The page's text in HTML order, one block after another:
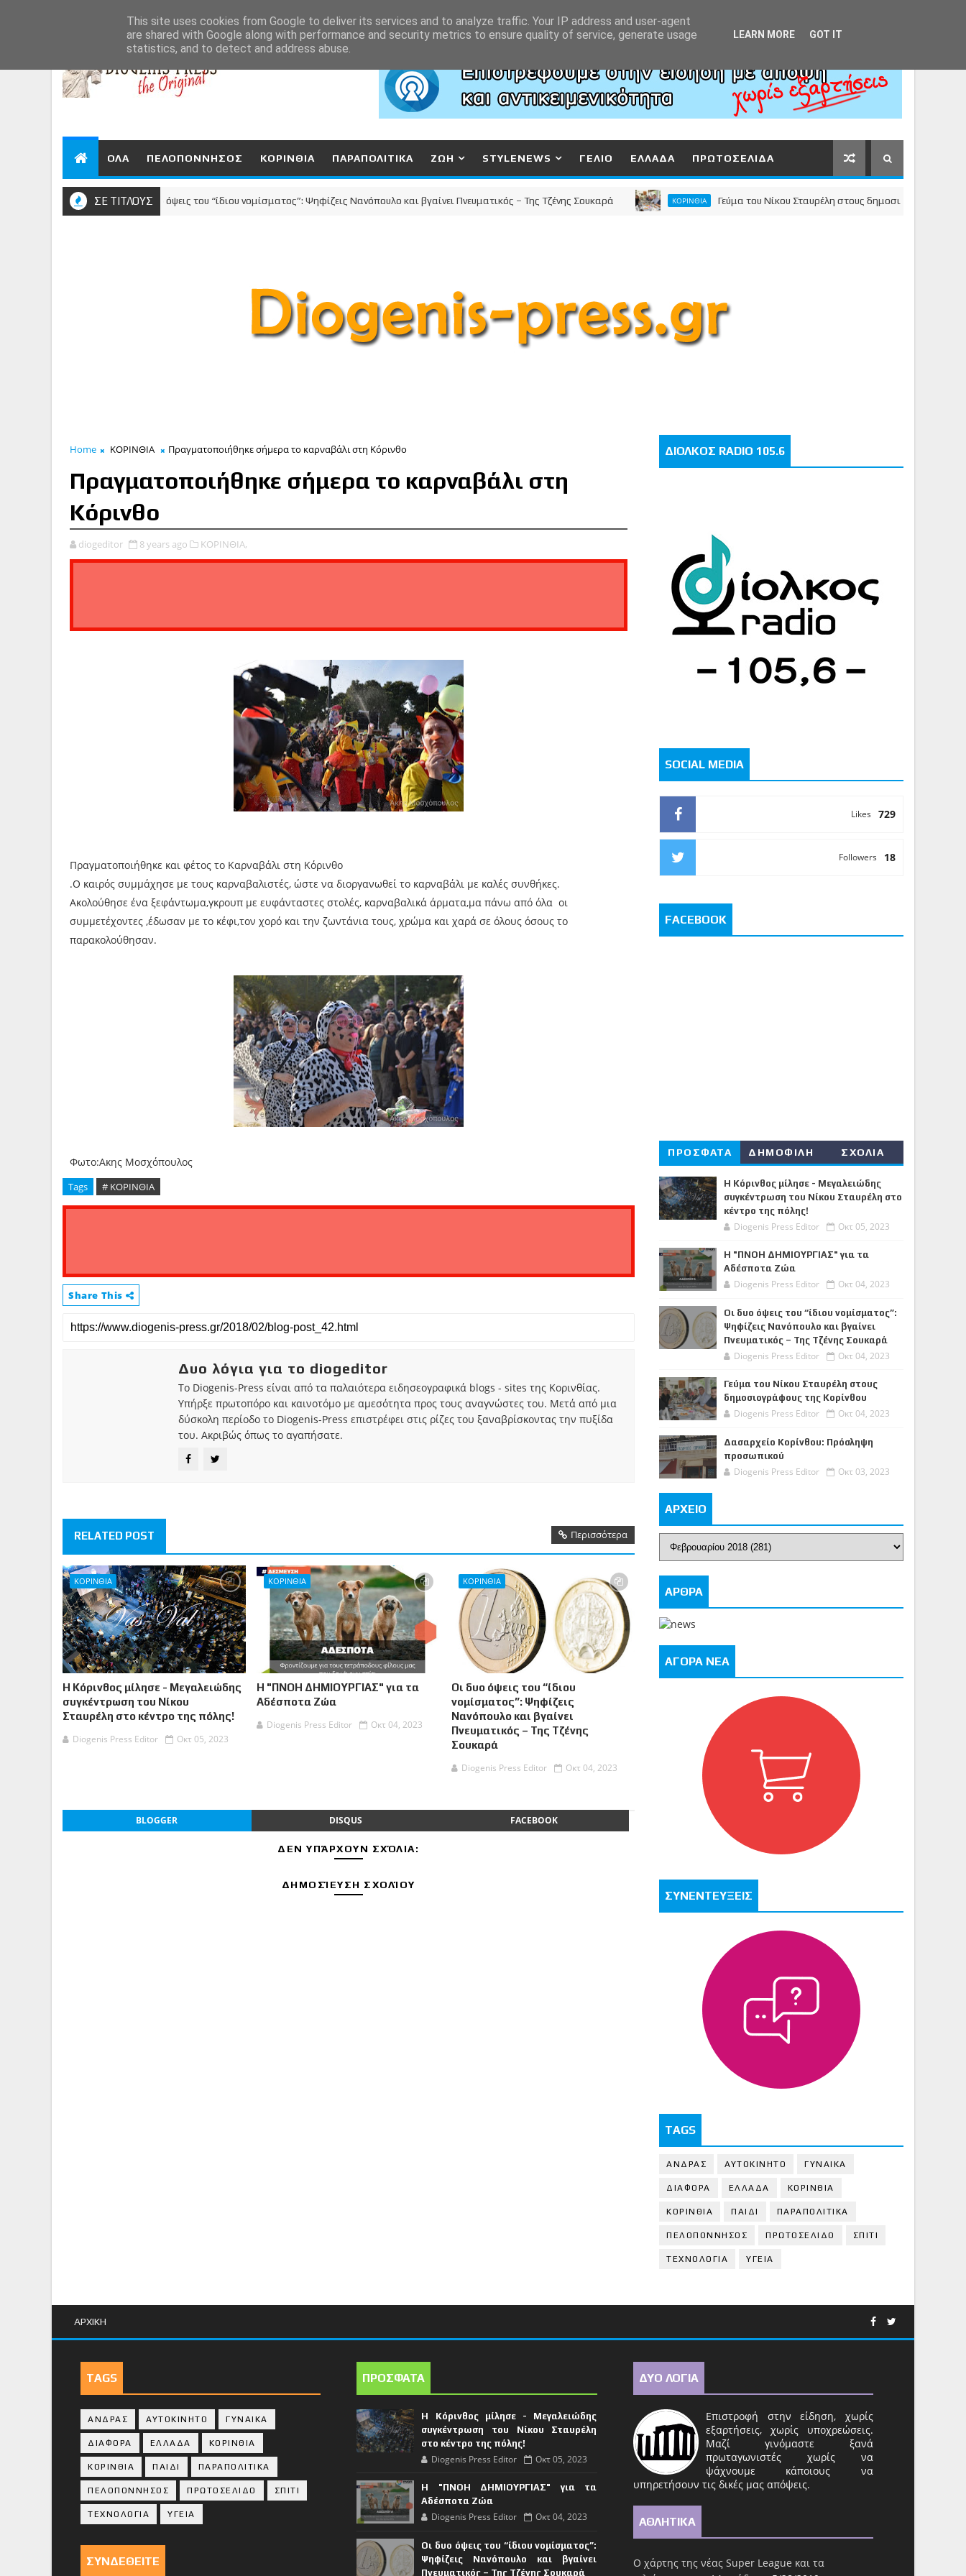
ΟΛΑ ΠΕΛΟΠΟΝΝΗΣΟΣ ΚΟΡΙΝΘΙΑ ΠΑΡΑΠΟΛΙΤΙΚΑ ΖΩΗ STYLENEWS ΓΕΛΙΟ ΕΛΛΑΔΑ ΠΡΩΤΟΣΕΛΙΔΑ
ΣΕ ΤΙΤΛΟΥΣ
ΚΟΡΙΝΘΙΑ Οι δυο όψεις του “ίδιου νομίσματος”: Ψηφίζεις Νανόπουλο και βγαίνει Πνευματικός – Της Τζένης Σουκαρά ΚΟΡΙΝΘΙΑ Γεύμα του Νίκου Σταυρέλη στους δημοσιογράφους της
Home ΚΟΡΙΝΘΙΑ Πραγματοποιήθηκε σήμερα το καρναβάλι στη Κόρινθο
Πραγματοποιήθηκε σήμερα το καρναβάλι στη
Κόρινθο
diogeditor 8 years ago ΚΟΡΙΝΘΙΑ,
Πραγματοποιήθηκε και φέτος το Καρναβάλι στη Κόρινθο
.Ο καιρός συμμάχησε με τους καρναβαλιστές, ώστε να διοργανωθεί το καρναβάλι με καλές συνθήκες.
Ακολούθησε ένα ξεφάντωμα,γκρουπ με ευφάνταστες στολές, καρναβαλικά άρματα,μα πάνω από όλα οι
συμμετέχοντες ,έδωσαν με το κέφι,τον χορό και την ζωντάνια τους, χρώμα και χαρά σε όλους όσους το
παρακολούθησαν.
Φωτο:Ακης Μοσχόπουλος
Tags # ΚΟΡΙΝΘΙΑ
Share This
Δυο λόγια για το diogeditor
Το Diogenis-Press είναι από τα παλαιότερα ειδησεογραφικά blogs - sites της Κορινθίας.
Υπήρξε πρωτοπόρο και καινοτόμο με αμεσότητα προς τους αναγνώστες του. Μετά από μια
δύσκολη περίοδο το Diogenis-Press επιστρέφει στις ρίζες του ξαναβρίσκοντας την πυξίδα
του. Ακριβώς όπως το αγαπήσατε.
RELATED POST Περισσότερα
ΚΟΡΙΝΘΙΑ
Η Κόρινθος μίλησε - Μεγαλειώδης
συγκέντρωση του Νίκου
Σταυρέλη στο κέντρο της πόλης!
Diogenis Press Editor
Οκτ 05, 2023
ΚΟΡΙΝΘΙΑ
Η "ΠΝΟΗ ΔΗΜΙΟΥΡΓΙΑΣ" για τα
Αδέσποτα Ζώα
Diogenis Press Editor
Οκτ 04, 2023
ΚΟΡΙΝΘΙΑ
Οι δυο όψεις του “ίδιου
νομίσματος”: Ψηφίζεις
Νανόπουλο και βγαίνει
Πνευματικός – Της Τζένης
Σουκαρά
Diogenis Press Editor
Οκτ 04, 2023
BLOGGER DISQUS FACEBOOK
ΔΕΝ ΥΠΆΡΧΟΥΝ ΣΧΌΛΙΑ:
ΔΗΜΟΣΊΕΥΣΗ ΣΧΟΛΊΟΥ
ΔΙΟΛΚΟΣ RADIO 105.6
SOCIAL MEDIA
729
Likes
18
Followers
FACEBOOK
ΠΡΟΣΦΑΤΑ ΔΗΜΟΦΙΛΗ ΣΧΟΛΙΑ
Η Κόρινθος μίλησε - Μεγαλειώδης
συγκέντρωση του Νίκου Σταυρέλη στο
κέντρο της πόλης!
Diogenis Press Editor Οκτ 05, 2023
Η "ΠΝΟΗ ΔΗΜΙΟΥΡΓΙΑΣ" για τα
Αδέσποτα Ζώα
Diogenis Press Editor Οκτ 04, 2023
Οι δυο όψεις του “ίδιου νομίσματος”:
Ψηφίζεις Νανόπουλο και βγαίνει
Πνευματικός – Της Τζένης Σουκαρά
Diogenis Press Editor Οκτ 04, 2023
Γεύμα του Νίκου Σταυρέλη στους
δημοσιογράφους της Κορίνθου
Diogenis Press Editor Οκτ 04, 2023
Δασαρχείο Κορίνθου: Πρόσληψη
προσωπικού
Diogenis Press Editor Οκτ 03, 2023
ΑΡΧΕΙΟ
ΑΡΘΡΑ
ΑΓΟΡΑ ΝΕΑ
ΣΥΝΕΝΤΕΥΞΕΙΣ
TAGS
ΑΝΔΡΑΣ ΑΥΤΟΚΙΝΗΤΟ ΓΥΝΑΙΚΑ
ΔΙΑΦΟΡΑ ΕΛΛΑΔΑ ΚΟΡΙΝΘΙΑ
ΚΟΡΙΝΘΙA ΠΑΙΔΙ ΠΑΡΑΠΟΛΙΤΙΚΑ
ΠΕΛΟΠΟΝΝΗΣΟΣ ΠΡΩΤΟΣΕΛΙΔΟ ΣΠΙΤΙ
ΤΕΧΝΟΛΟΓΙΑ ΥΓΕΙΑ
ΑΡΧΙΚΗ
TAGS
ΑΝΔΡΑΣ ΑΥΤΟΚΙΝΗΤΟ ΓΥΝΑΙΚΑ
ΔΙΑΦΟΡΑ ΕΛΛΑΔΑ ΚΟΡΙΝΘΙΑ
ΚΟΡΙΝΘΙA ΠΑΙΔΙ ΠΑΡΑΠΟΛΙΤΙΚΑ
ΠΕΛΟΠΟΝΝΗΣΟΣ ΠΡΩΤΟΣΕΛΙΔΟ ΣΠΙΤΙ
ΤΕΧΝΟΛΟΓΙΑ ΥΓΕΙΑ
ΣΥΝΔΕΘΕΙΤΕ
ΠΡΟΣΦΑΤΑ
Η Κόρινθος μίλησε - Μεγαλειώδης
συγκέντρωση του Νίκου Σταυρέλη
στο κέντρο της πόλης!
Diogenis Press Editor Οκτ 05, 2023
Η "ΠΝΟΗ ΔΗΜΙΟΥΡΓΙΑΣ" για τα
Αδέσποτα Ζώα
Diogenis Press Editor Οκτ 04, 2023
Οι δυο όψεις του “ίδιου νομίσματος”:
Ψηφίζεις Νανόπουλο και βγαίνει
Πνευματικός – Της Τζένης Σουκαρά
ΔΥΟ ΛΟΓΙΑ
Επιστροφή στην είδηση, χωρίς
εξαρτήσεις, χωρίς υποχρεώσεις.
Μαζί γινόμαστε ξανά
πρωταγωνιστές χωρίς να
ψάχνουμε κάποιους να
υπηρετήσουν τις δικές μας απόψεις.
ΑΘΛΗΤΙΚΑ
Ο χάρτης της νέας Super League και τα
This site uses cookies from Google to deliver its services and to analyze traffic. Your IP address and user-agent
are shared with Google along with performance and security metrics to ensure quality of service, generate usage
statistics, and to detect and address abuse.
LEARN MORE GOT IT